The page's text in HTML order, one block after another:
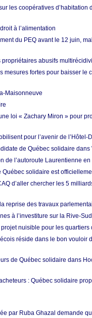
les coopératives d’habitation
à l’alimentation
du PEQ avant le 12 juin,
abusifs
mesures fortes pour baisser le
Maisonneuve
loi « Zachary Miron » pour
pour l’avenir de l’Hôtel-
de Québec solidaire dans
de l’autoroute Laurentienne
solidaire est
d’aller chercher les 5
reprise des travaux
à l’investiture sur la Rive-Sud
nuisible pour les quartiers
réside dans le bon vouloir
de Québec solidaire dans
: Québec solidaire
par Ruba Ghazal demande